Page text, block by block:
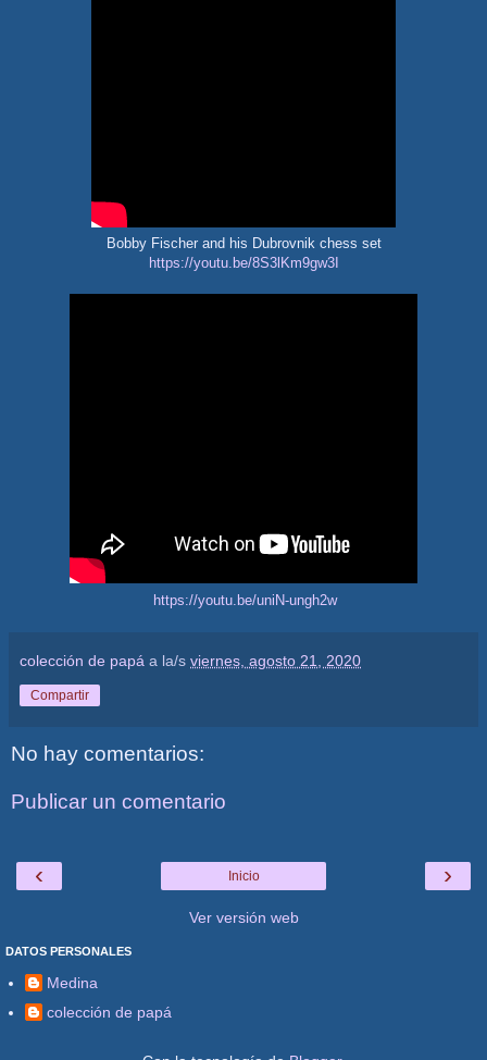
Bobby Fischer and his Dubrovnik chess set
https://youtu.be/8S3lKm9gw3I
https://youtu.be/uniN-ungh2w
colección de papá a la/s viernes, agosto 21, 2020
Compartir
No hay comentarios:
Publicar un comentario
‹ ›
Inicio
Ver versión web
DATOS PERSONALES
Medina
colección de papá